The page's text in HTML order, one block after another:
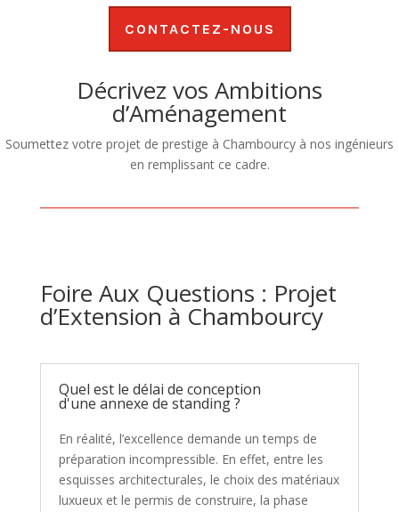
CONTACTEZ-NOUS
Décrivez vos Ambitions
d’Aménagement
Soumettez votre projet de prestige à Chambourcy à nos ingénieurs
en remplissant ce cadre.
Foire Aux Questions : Projet
d’Extension à Chambourcy
Quel est le délai de conception
d'une annexe de standing ?
En réalité, l’excellence demande un temps de
préparation incompressible. En effet, entre les
esquisses architecturales, le choix des matériaux
luxueux et le permis de construire, la phase